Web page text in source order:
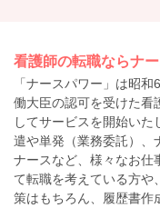
看護師の転職ならナ
「ナースパワー」は昭
働大臣の認可を受けた看
してサービスを開始い
遣や単発（業務委託）、
ナースなど、様々なお仕
て転職を考えている方や
策はもちろん、履歴書作